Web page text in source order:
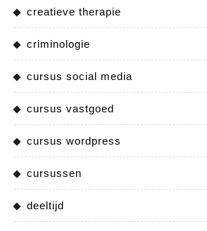
creatieve therapie
criminologie
cursus social media
cursus vastgoed
cursus wordpress
cursussen
deeltijd